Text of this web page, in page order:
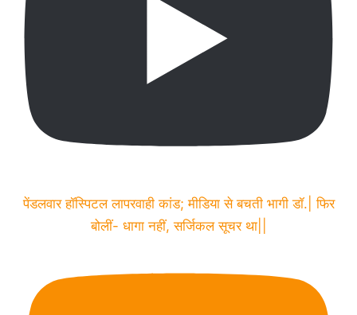
पेंडलवार हॉस्पिटल लापरवाही कांड; मीडिया से बचती भागी डॉ.| फिर
बोलीं- धागा नहीं, सर्जिकल सूचर था||